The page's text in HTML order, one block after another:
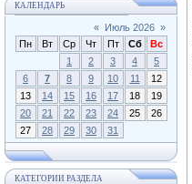
КАЛЕНДАРЬ
« Июль 2026 »
Пн
Вт Ср Чт Пт Сб
Вс
1
2 3 4
5
6
7 8 9 10 11
12
13
14 15 16 17 18
19
20
21 22 23 24 25
26
27
28 29 30 31
КАТЕГОРИИ РАЗДЕЛА